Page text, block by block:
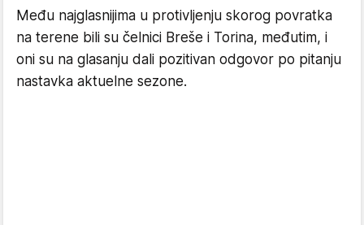
Među najglasnijima u protivljenju skorog povratka
na terene bili su čelnici Breše i Torina, međutim, i
oni su na glasanju dali pozitivan odgovor po pitanju
nastavka aktuelne sezone.